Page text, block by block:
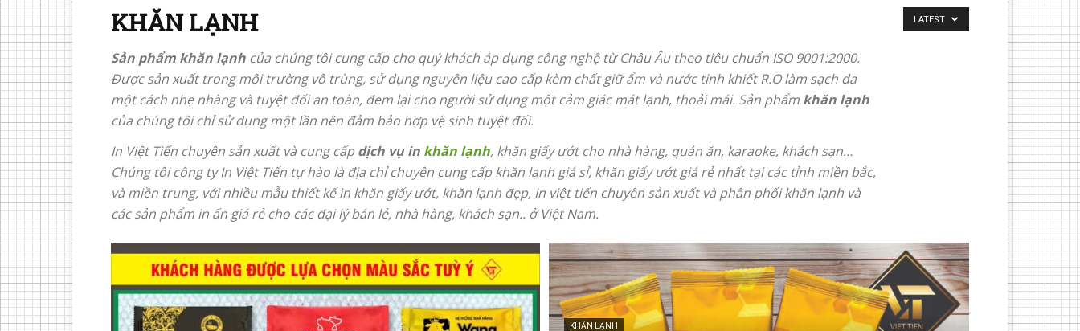
KHĂN LẠNH
Sản phẩm khăn lạnh của chúng tôi cung cấp cho quý khách áp dụng công nghệ từ Châu Âu theo tiêu chuẩn ISO 9001:2000.
Được sản xuất trong môi trường vô trùng, sử dụng nguyên liệu cao cấp kèm chất giữ ẩm và nước tinh khiết R.O làm sạch da
một cách nhẹ nhàng và tuyệt đối an toàn, đem lại cho người sử dụng một cảm giác mát lạnh, thoải mái. Sản phẩm khăn lạnh
của chúng tôi chỉ sử dụng một lần nên đảm bảo hợp vệ sinh tuyệt đối.
In Việt Tiến chuyên sản xuất và cung cấpdịch vụ in khăn lạnh, khăn giấy ướt cho nhà hàng, quán ăn, karaoke, khách sạn…
Chúng tôi công ty In Việt Tiến tự hào là địa chỉ chuyên cung cấp khăn lạnh giá sỉ, khăn giấy ướt giá rẻ nhất tại các tỉnh miền bắc,
và miền trung, với nhiều mẫu thiết kế in khăn giấy ướt, khăn lạnh đẹp, In việt tiến chuyên sản xuất và phân phối khăn lạnh và
các sản phẩm in ấn giá rẻ cho các đại lý bán lẻ, nhà hàng, khách sạn.. ở Việt Nam.
LATEST
KHĂN LẠNH